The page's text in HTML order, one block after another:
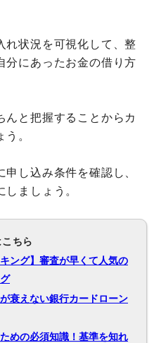
れ状況を可視化して、整
分にあったお金の借り方
んと把握することからカ
。
し込み条件を確認し、
ましょう。
ちら
ング】審査が早くて人気の
衰えない銀行カードローン
めの必須知識！基準を知れ